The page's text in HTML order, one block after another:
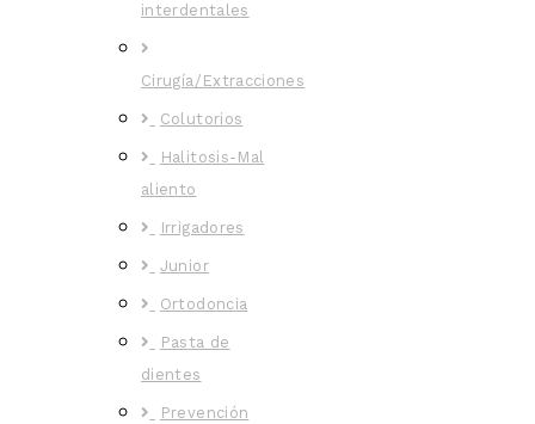
interdentales
Cirugía/Extracciones
Colutorios
Halitosis-Mal
aliento
Irrigadores
Junior
Ortodoncia
Pasta de
dientes
Prevención